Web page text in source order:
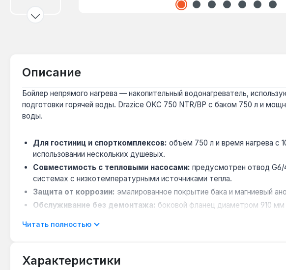
Описание
Бойлер непрямого нагрева — накопительный водонагреватель,
подготовки горячей воды. Drazice OKC 750 NTR/BP с баком 750 л и
воды.
Для гостиниц и спорткомплексов: объём 750 л и время нагрева с
использовании нескольких душевых.
Совместимость с тепловыми насосами: предусмотрен отвод G6/
системах с низкотемпературными источниками тепла.
Защита от коррозии: эмалированное покрытие бака и магниевый
Обслуживание без демонтажа: боковой фланец диаметром 910 мм
Вертикальное напольное размещение экономит площадь. Производство
Читать полностью
Характеристики